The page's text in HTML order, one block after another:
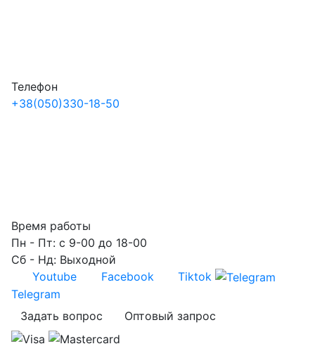
Телефон
+38(050)330-18-50
Время работы
Пн - Пт: с 9-00 до 18-00
Сб - Нд: Выходной
Youtube
Facebook
Tiktok
Telegram
Задать вопрос
Оптовый запрос